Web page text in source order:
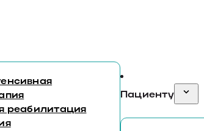
реабилитация
Пациенту